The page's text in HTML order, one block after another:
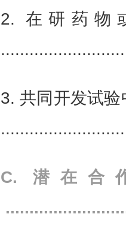
2. 在研药物
3. 共同开发试
C. 潜在合